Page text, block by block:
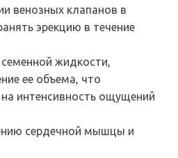
венозных клапанов в
эрекцию в течение
жидкости,
ее объема, что
интенсивность ощущений
сердечной мышцы и